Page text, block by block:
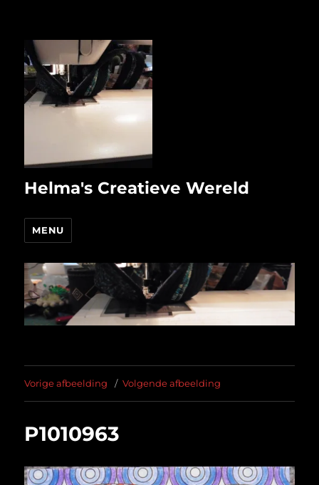
Helma's Creatieve Wereld
MENU
Vorige afbeelding Volgende afbeelding
P1010963